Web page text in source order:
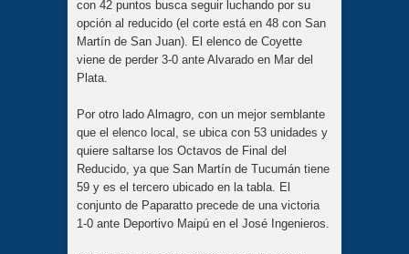
con 42 puntos busca seguir luchando por su
opción al reducido (el corte está en 48 con San
Martín de San Juan). El elenco de Coyette
viene de perder 3-0 ante Alvarado en Mar del
Plata.
Por otro lado Almagro, con un mejor semblante
que el elenco local, se ubica con 53 unidades y
quiere saltarse los Octavos de Final del
Reducido, ya que San Martín de Tucumán tiene
59 y es el tercero ubicado en la tabla. El
conjunto de Paparatto precede de una victoria
1-0 ante Deportivo Maipú en el José Ingenieros.